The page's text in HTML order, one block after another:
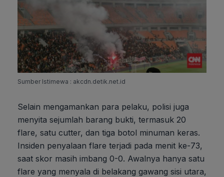
Sumber Istimewa : akcdn.detik.net.id
Selain mengamankan para pelaku, polisi juga
menyita sejumlah barang bukti, termasuk 20
flare, satu cutter, dan tiga botol minuman keras.
Insiden penyalaan flare terjadi pada menit ke-73,
saat skor masih imbang 0-0. Awalnya hanya satu
flare yang menyala di belakang gawang sisi utara,